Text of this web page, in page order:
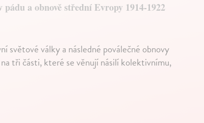
pádu a obnově střední Evropy 1914-1922
světové války a následné poválečné obnovy
tři části, které se věnují násilí kolektivnímu,